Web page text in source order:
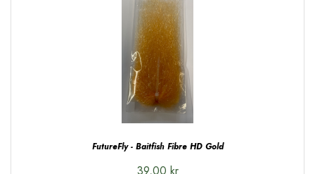
FutureFly - Baitfish Fibre HD Gold
39,00 kr